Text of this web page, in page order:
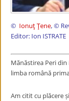
© Ionuț Țene,©
Editor: Ion ISTRATE
Mănăstirea Peri
limba română
Am citit cu plăcere